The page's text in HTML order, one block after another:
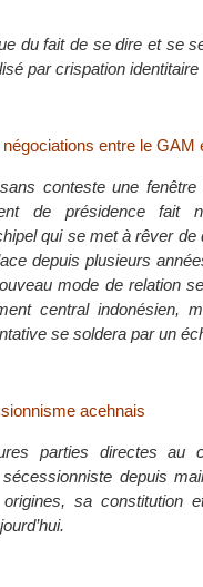
du fait de se dire et se
par crispation identitaire
entre le GAM
conteste une fenêtre
de présidence fait
qui se met à rêver
depuis plusieurs
mode de relation
central indonésien,
se soldera par un
acehnais
parties directes au
depuis
sa constitution